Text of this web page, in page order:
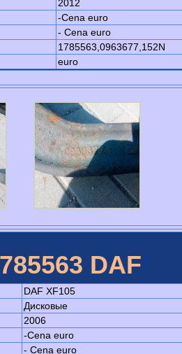
2012
-Cena euro
- Cena euro
1785563,0963677,152N
euro
DAF
DAF XF105
Дисковые
2006
-Cena euro
- Cena euro